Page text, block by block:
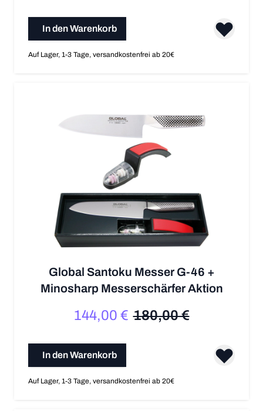
In den Warenkorb
Auf Lager, 1-3 Tage, versandkostenfrei ab 20€
Global Santoku Messer G-46 +
Minosharp Messerschärfer Aktion
Sonderpreis
144,00 € Regulärer Preis
180,00 €
In den Warenkorb
Auf Lager, 1-3 Tage, versandkostenfrei ab 20€